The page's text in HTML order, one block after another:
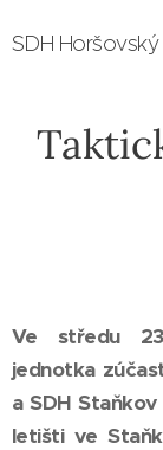
SDH
Ve středu
jednotka
a SDH
letišti ve